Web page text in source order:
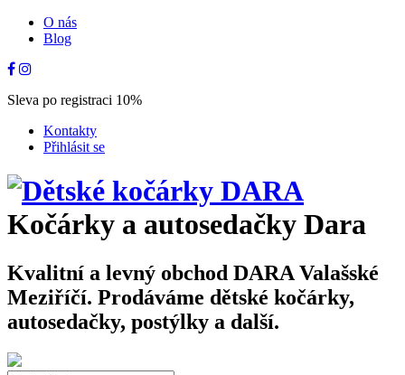
O nás
Blog
Sleva po registraci 10%
Kontakty
Přihlásit se
Kočárky a autosedačky Dara
Kvalitní a levný obchod DARA Valašské
Meziříčí. Prodáváme dětské kočárky,
autosedačky, postýlky a další.